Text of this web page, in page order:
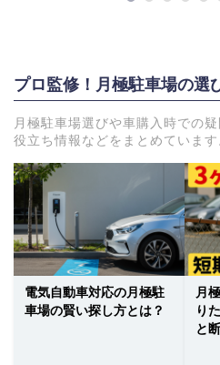
プロ監修！月極駐車場の選
月極駐車場選びや車購入時での
役立ち情報などをまとめています
電気自動車対応の月極駐
車場の賢い探し方とは？
月
り
と